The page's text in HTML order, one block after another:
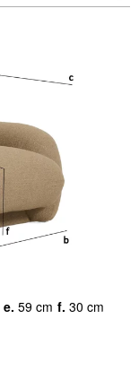
e. 59 cm f. 30 cm